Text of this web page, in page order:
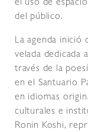
el uso de
del público.
La agenda inició
velada dedicada
través de la
en el Santuario
en idiomas
culturales e
Ronin Koshi,